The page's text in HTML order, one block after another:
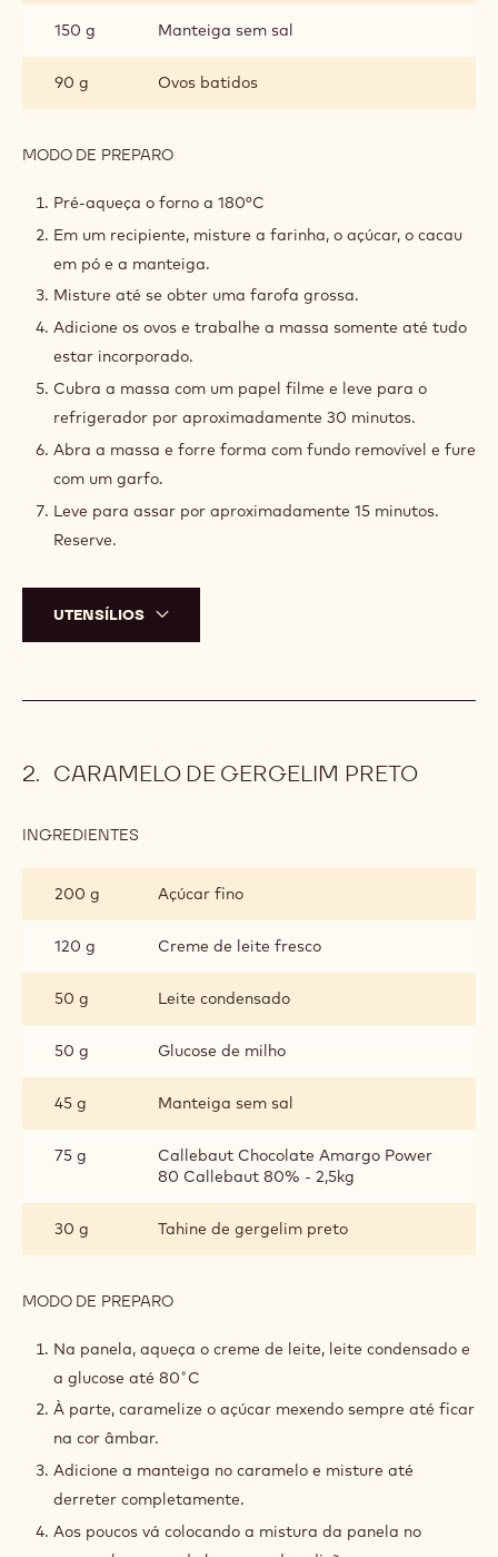
150 g Manteiga sem sal
90 g Ovos batidos
MODO DE PREPARO
Pré-aqueça o forno a 180°C
Em um recipiente, misture a farinha, o açúcar, o cacau
em pó e a manteiga.
Misture até se obter uma farofa grossa.
Adicione os ovos e trabalhe a massa somente até tudo
estar incorporado.
Cubra a massa com um papel filme e leve para o
refrigerador por aproximadamente 30 minutos.
Abra a massa e forre forma com fundo removível e fure
com um garfo.
Leve para assar por aproximadamente 15 minutos.
Reserve.
UTENSÍLIOS
CARAMELO DE GERGELIM PRETO
INGREDIENTES
GERGELIM
PRETO
200 g Açúcar fino
120 g Creme de leite fresco
50 g Leite condensado
50 g Glucose de milho
45 g Manteiga sem sal
75 g
Callebaut Chocolate Amargo Power
80 Callebaut 80% - 2,5kg
30 g Tahine de gergelim preto
MODO DE PREPARO
DE
PRETO
Na panela, aqueça o creme de leite, leite condensado e
a glucose até 80˚C
À parte, caramelize o açúcar mexendo sempre até ficar
na cor âmbar.
Adicione a manteiga no caramelo e misture até
derreter completamente.
Aos poucos vá colocando a mistura da panela no